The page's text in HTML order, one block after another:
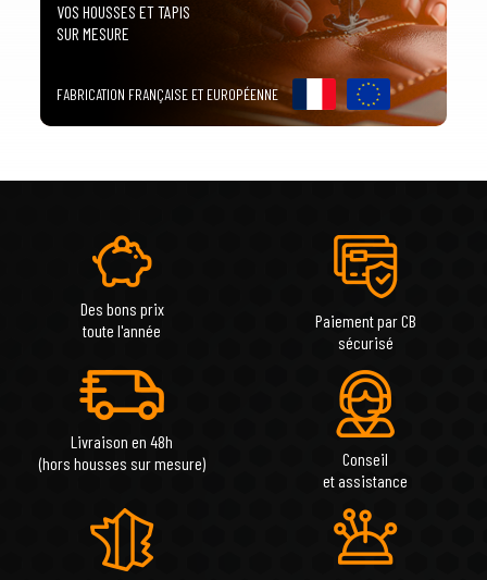
VOS HOUSSES ET TAPIS
SUR MESURE
FABRICATION FRANÇAISE ET EUROPÉENNE
Des bons prix
toute l'année
Paiement par CB
sécurisé
Livraison en 48h
(hors housses sur mesure)
Conseil
et assistance